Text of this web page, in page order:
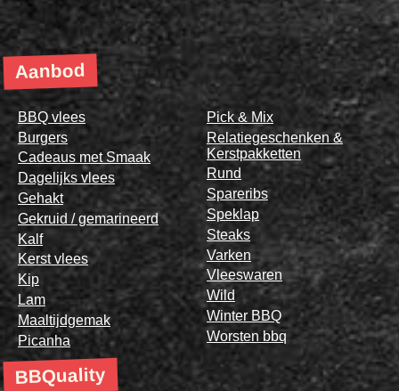
Aanbod
BBQ vlees
Burgers
Cadeaus met Smaak
Dagelijks vlees
Gehakt
Gekruid / gemarineerd
Kalf
Kerst vlees
Kip
Lam
Maaltijdgemak
Picanha
Pick & Mix
Relatiegeschenken &
Kerstpakketten
Rund
Spareribs
Speklap
Steaks
Varken
Vleeswaren
Wild
Winter BBQ
Worsten bbq
BBQuality